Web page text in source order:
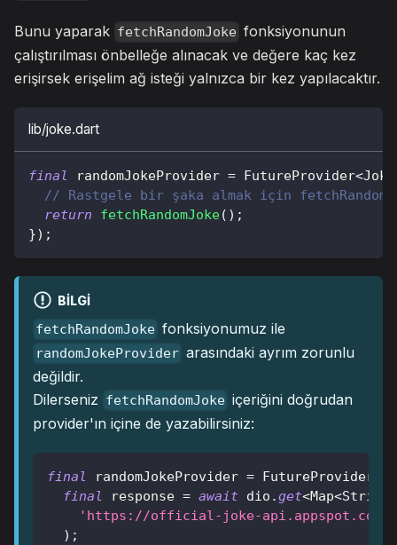
Bunu yaparak fetchRandomJoke fonksiyonunun
çalıştırılması önbelleğe alınacak ve değere kaç kez
erişirsek erişelim ağ isteği yalnızca bir kez yapılacaktır.
lib/joke.dart
final randomJokeProvider = FutureProvider<Joke
// Rastgele bir şaka almak için
return
fetchRandomJoke( ) ;
}) ;
BILGI
fetchRandomJoke fonksiyonumuz ile
randomJokeProvider arasındaki ayrım zorunlu
değildir.
Dilerseniz fetchRandomJoke içeriğini doğrudan
provider'ın içine de yazabilirsiniz:
final randomJokeProvider = FutureProvider
final
response = await dio .get<Map<String
'https://official-joke-api.appspot.com/
) ;